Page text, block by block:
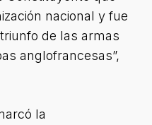
nacional y fue
de las armas
anglofrancesas”,
la